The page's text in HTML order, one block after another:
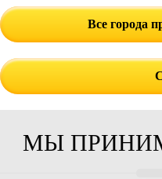
Все города
МЫ